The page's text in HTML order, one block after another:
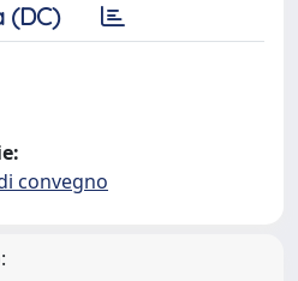
(DC)
convegno